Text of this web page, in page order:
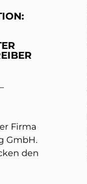
Firma
GmbH.
den